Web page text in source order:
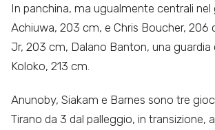
In panchina, ma ugualmente centrali
Achiuwa, 203 cm, e Chris Boucher, 206
Jr, 203 cm, Dalano Banton, una guardia
Koloko, 213 cm.
Anunoby, Siakam e Barnes sono tre
Tirano da 3 dal palleggio, in transizione,